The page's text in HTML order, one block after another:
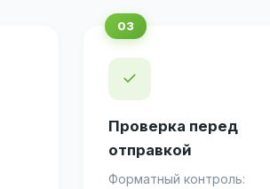
✓
Проверка перед
отправкой
Форматный контроль: